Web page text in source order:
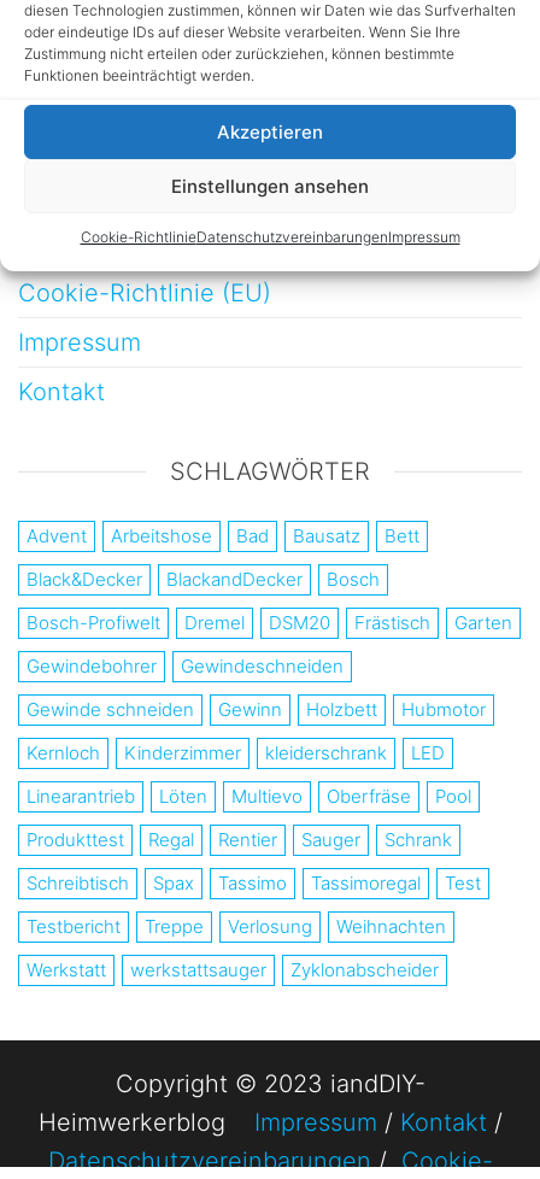
diesen Technologien zustimmen, können wir Daten wie das Surfverhalten
oder eindeutige IDs auf dieser Website verarbeiten. Wenn Sie Ihre
Zustimmung nicht erteilen oder zurückziehen, können bestimmte
Funktionen beeinträchtigt werden.
Akzeptieren
Einstellungen ansehen
Cookie-RichtlinieDatenschutzvereinbarungenImpressum
Technik
Dekorationen
Datenschutzvereinbarungen
Cookie-Richtlinie (EU)
Impressum
Kontakt
SCHLAGWÖRTER
Advent Arbeitshose Bad Bausatz
Bett
Black&Decker
BlackandDecker
Bosch
Bosch-Profiwelt
Dremel DSM20 Frästisch
Garten
Gewindebohrer
Gewindeschneiden
Gewinde schneiden
Gewinn Holzbett
Hubmotor
Kernloch
Kinderzimmer kleiderschrank
LED
Linearantrieb
Löten Multievo Oberfräse
Pool
Produkttest
Regal Rentier Sauger
Schrank
Schreibtisch
Spax Tassimo Tassimoregal
Test
Testbericht
Treppe Verlosung
Weihnachten
Werkstatt
werkstattsauger Zyklonabscheider
Copyright © 2023 iandDIY-
Heimwerkerblog
Impressum / Kontakt/
Datenschutzvereinbarungen/Cookie-